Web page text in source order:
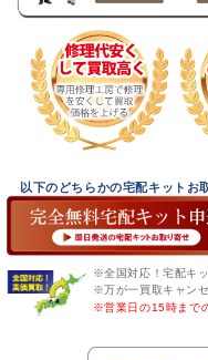
以下のどちらかの宅配キットお
※全国対応！宅配キ
※万が一買取キャン
※営業日の15時まで